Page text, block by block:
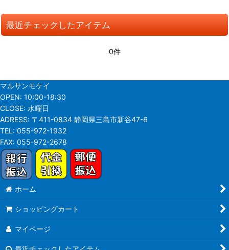
並び順:
絞り込む
最近チェックしたアイテム
0件
マルサンモケイ
OPEN: 10:00-18:30
CLOSE: 水曜日
ADRESS: 〒411-0834 静岡県三島市新谷47-6
TEL: 055-972-1932
FAX: 055-972-2678
ホーム
ショッピングカート
マイページ